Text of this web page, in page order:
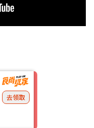
去領取